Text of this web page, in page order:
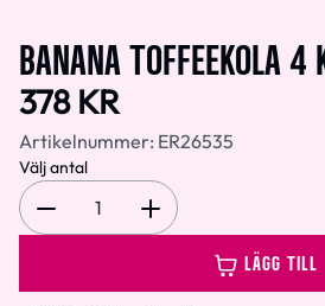
BANANA TOFFEEKOLA 4
378 KR
Artikelnummer: ER26535
Välj antal
1
LÄGG TILL